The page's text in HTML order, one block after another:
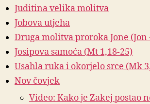
Juditina velika molitva
Jobova utjeha
Druga molitva proroka Jone (Jon
Josipova samoća (Mt 1,18-25)
Usahla ruka i okorjelo srce (Mk
Nov čovjek
Video: Kako je Zakej postao